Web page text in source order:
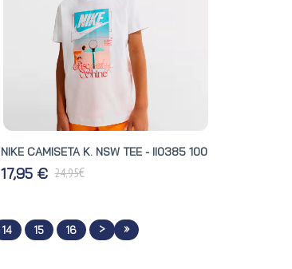
NIKE CAMISETA K. NSW TEE - II0385 100
17,95 € 24,95€
14 15 16 > »